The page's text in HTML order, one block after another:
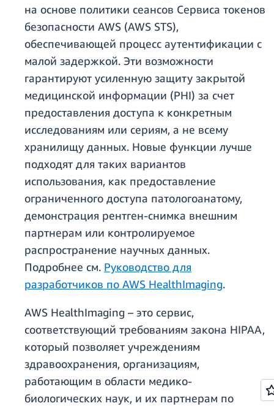
на основе политики сеансов Сервиса токенов
безопасности AWS (AWS STS),
обеспечивающей процесс аутентификации с
малой задержкой. Эти возможности
гарантируют усиленную защиту закрытой
медицинской информации (PHI) за счет
предоставления доступа к конкретным
исследованиям или сериям, а не всему
хранилищу данных. Новые функции лучше
подходят для таких вариантов
использования, как предоставление
ограниченного доступа патологоанатому,
демонстрация рентген-снимка внешним
партнерам или контролируемое
распространение научных данных.
Подробнее см. Руководство для
разработчиков по AWS HealthImaging.
AWS HealthImaging – это сервис,
соответствующий требованиям закона HIPAA,
который позволяет учреждениям
здравоохранения, организациям,
работающим в области медико-
биологических наук, и их партнерам по